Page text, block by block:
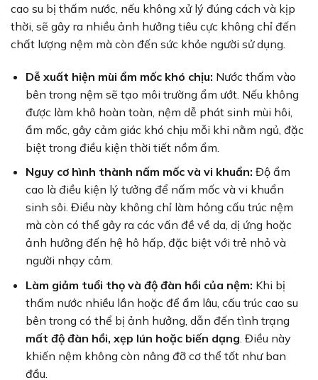
cao su bị thấm nước, nếu không xử lý đúng cách và kịp
thời, sẽ gây ra nhiều ảnh hưởng tiêu cực không chỉ đến
chất lượng nệm mà còn đến sức khỏe người sử dụng.
Dễ xuất hiện mùi ẩm mốc khó chịu: Nước thấm vào
bên trong nệm sẽ tạo môi trường ẩm ướt. Nếu không
được làm khô hoàn toàn, nệm dễ phát sinh mùi hôi,
ẩm mốc, gây cảm giác khó chịu mỗi khi nằm ngủ, đặc
biệt trong điều kiện thời tiết nồm ẩm.
Nguy cơ hình thành nấm mốc và vi khuẩn: Độ ẩm
cao là điều kiện lý tưởng để nấm mốc và vi khuẩn
sinh sôi. Điều này không chỉ làm hỏng cấu trúc nệm
mà còn có thể gây ra các vấn đề về da, dị ứng hoặc
ảnh hưởng đến hệ hô hấp, đặc biệt với trẻ nhỏ và
người nhạy cảm.
Làm giảm tuổi thọ và độ đàn hồi của nệm: Khi bị
thấm nước nhiều lần hoặc để ẩm lâu, cấu trúc cao su
bên trong có thể bị ảnh hưởng, dẫn đến tình trạng
mất độ đàn hồi, xẹp lún hoặc biến dạng . Điều này
khiến nệm không còn nâng đỡ cơ thể tốt như ban
đầu.